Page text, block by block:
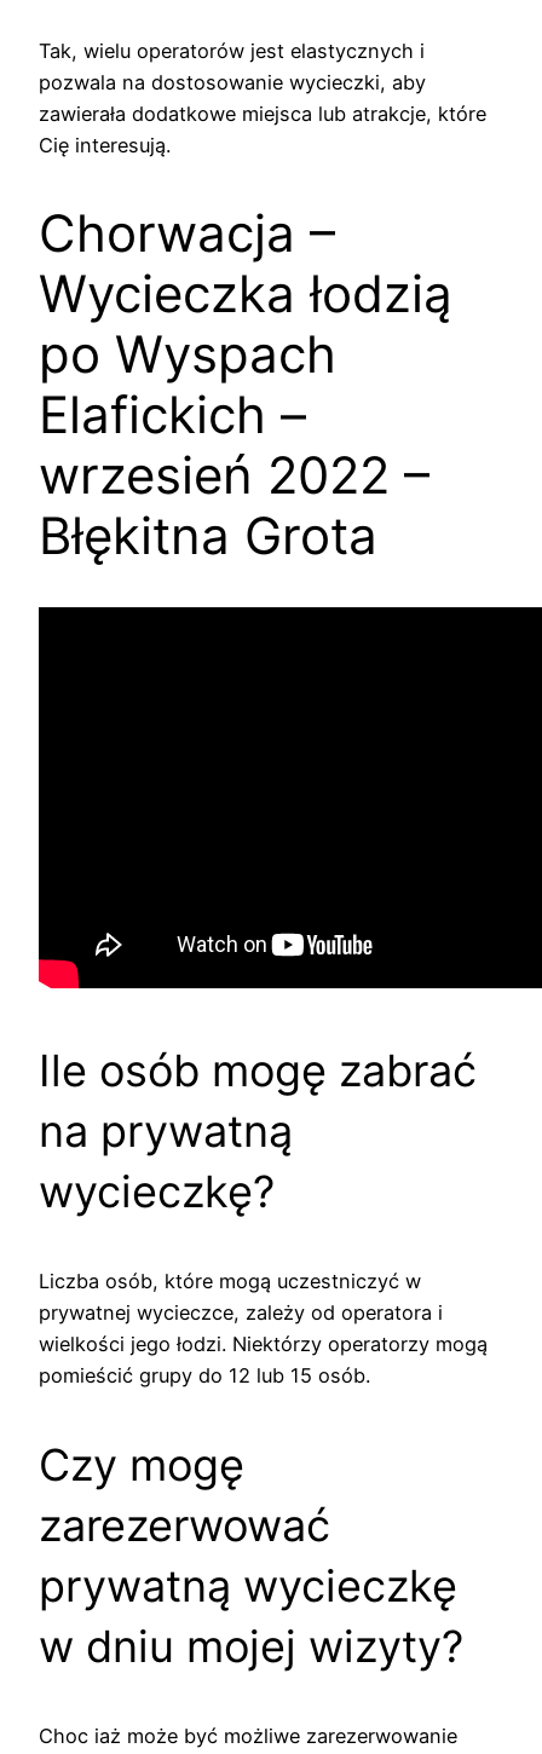
Tak, wielu operatorów jest elastycznych i
pozwala na dostosowanie wycieczki, aby
zawierała dodatkowe miejsca lub atrakcje, które
Cię interesują.
Chorwacja –
Wycieczka łodzią
po Wyspach
Elafickich –
wrzesień 2022 –
Błękitna Grota
Ile osób mogę zabrać
na prywatną
wycieczkę?
Liczba osób, które mogą uczestniczyć w
prywatnej wycieczce, zależy od operatora i
wielkości jego łodzi. Niektórzy operatorzy mogą
pomieścić grupy do 12 lub 15 osób.
Czy mogę
zarezerwować
prywatną wycieczkę
w dniu mojej wizyty?
Choc iaż może być możliwe zarezerwowanie